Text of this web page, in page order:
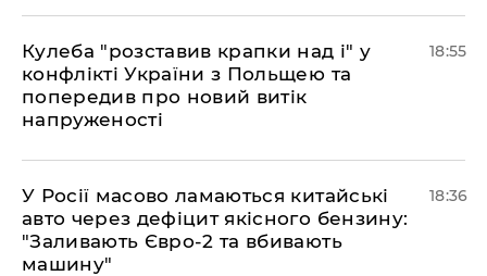
Кулеба "розставив крапки над і" у
конфлікті України з Польщею та
попередив про новий витік
напруженості
18:55
У Росії масово ламаються китайські
авто через дефіцит якісного бензину:
"Заливають Євро-2 та вбивають
машину"
18:36